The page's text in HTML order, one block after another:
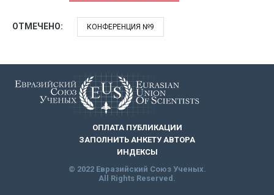
ОТМЕЧЕНО: КОНФЕРЕНЦИЯ №9
ОПЛАТА ПУБЛИКАЦИИ
ЗАПОЛНИТЬ АНКЕТУ АВТОРА
ИНДЕКСЫ
© 2022 Евразийский Союз Ученых.
All Rights Reserved.